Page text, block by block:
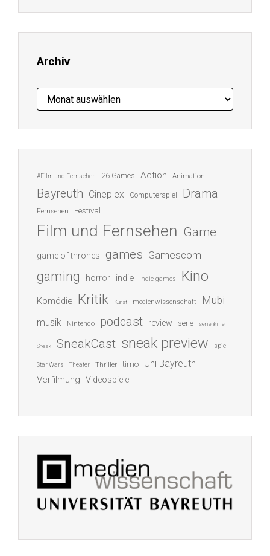
ein ...
Archiv
Archiv
#Film und Fernsehen 26 Games Action Animation
Bayreuth Cineplex Computerspiel Drama
Fernsehen Festival
Film und Fernsehen Game
game of thrones games Gamescom
gaming horror indie Indie games Kino
Komödie Kritik Kunst medienwissenschaft Mubi
musik Nintendo podcast review serie serienkiller
Sneak SneakCast sneak preview spiel
Star Wars Theater Thriller timo Uni Bayreuth
Verfilmung Videospiele